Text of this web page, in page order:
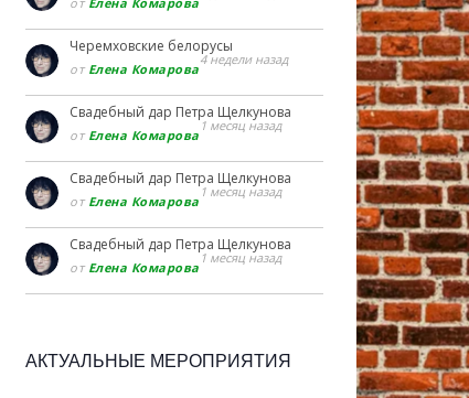
Черемховские белорусы
от Елена Комарова
4 недели назад
Свадебный дар Петра Щелкунова
от Елена Комарова
1 месяц назад
Свадебный дар Петра Щелкунова
от Елена Комарова
1 месяц назад
Свадебный дар Петра Щелкунова
от Елена Комарова
1 месяц назад
АКТУАЛЬНЫЕ МЕРОПРИЯТИЯ